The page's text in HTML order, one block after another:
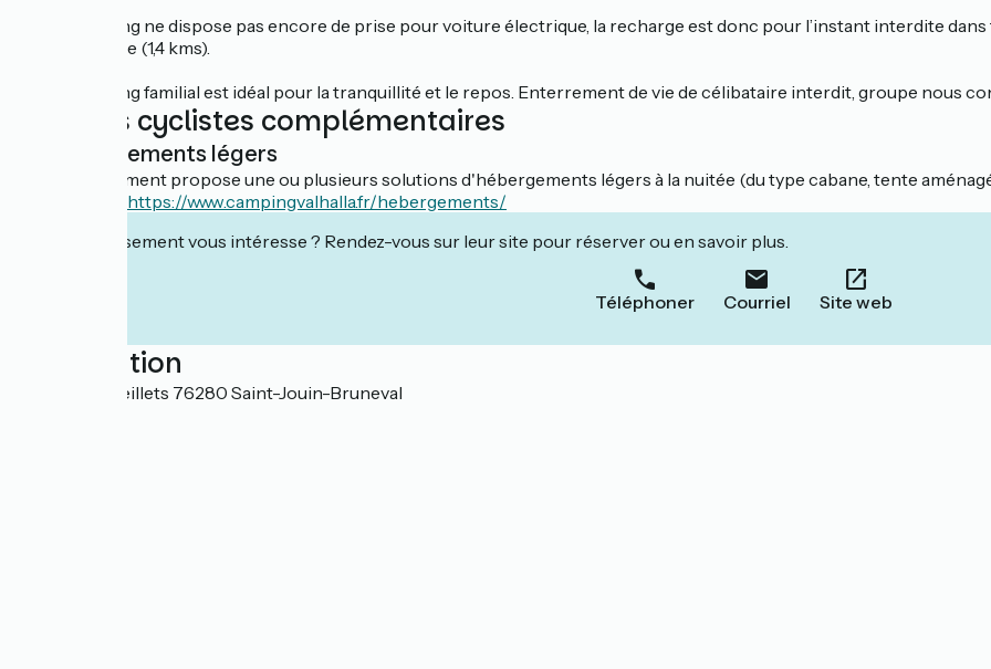
Notre camping ne dispose pas encore de prise pour voiture électrique, la recharge est donc pour l’instant interdite
en centre-ville (1,4 kms).
Notre camping familial est idéal pour la tranquillité et le repos. Enterrement de vie de célibataire interdit, groupe nous
Services cyclistes complémentaires
Hébergements légers
Cet établissement propose une ou plusieurs solutions d'hébergements légers à la nuitée (du type cabane, tente
https://www.campingvalhalla.fr/hebergements/
Cet établissement vous intéresse ? Rendez-vous sur leur site pour réserver ou en savoir plus.
Téléphoner Courriel Site web
Localisation
20 rue des Oeillets 76280 Saint-Jouin-Bruneval